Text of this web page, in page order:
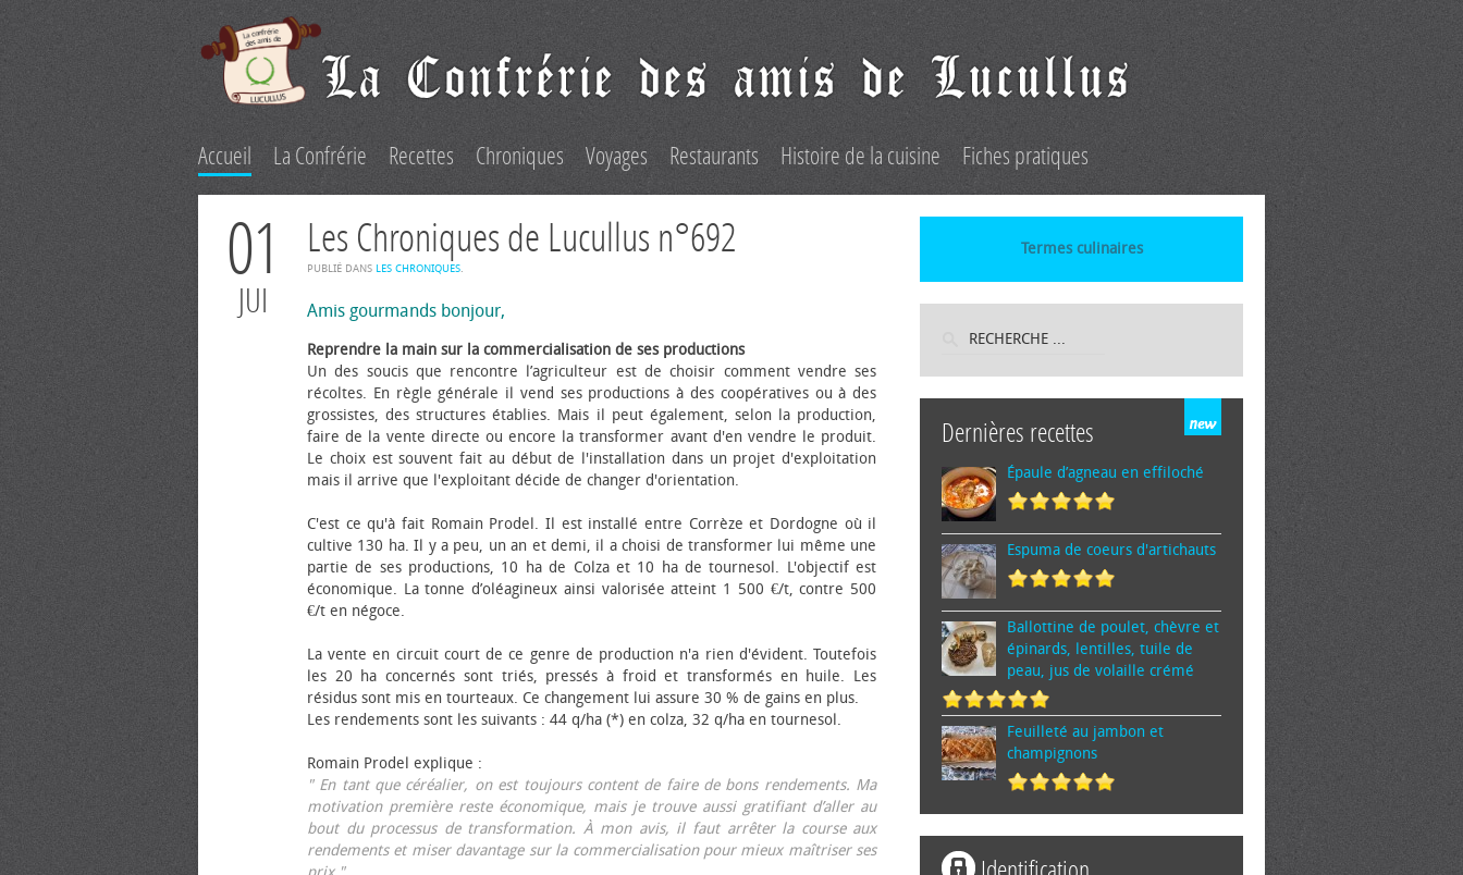
Accueil La Confrérie Recettes Chroniques Voyages Restaurants Histoire de la cuisine Fiches pratiques
01
JUI
Les Chroniques de Lucullus n°692
PUBLIÉ DANS LES CHRONIQUES.
Amis gourmands bonjour,
Reprendre la main sur la commercialisation de ses productions
Un des soucis que rencontre l’agriculteur est de choisir comment vendre ses
récoltes. En règle générale il vend ses productions à des coopératives ou à des
grossistes, des structures établies. Mais il peut également, selon la production,
faire de la vente directe ou encore la transformer avant d'en vendre le produit.
Le choix est souvent fait au début de l'installation dans un projet d'exploitation
mais il arrive que l'exploitant décide de changer d'orientation.
C'est ce qu'à fait Romain Prodel. Il est installé entre Corrèze et Dordogne où il
cultive 130 ha. Il y a peu, un an et demi, il a choisi de transformer lui même une
partie de ses productions, 10 ha de Colza et 10 ha de tournesol. L'objectif est
économique. La tonne d’oléagineux ainsi valorisée atteint 1 500 €/t, contre 500
€/t en négoce.
La vente en circuit court de ce genre de production n'a rien d'évident. Toutefois
les 20 ha concernés sont triés, pressés à froid et transformés en huile. Les
résidus sont mis en tourteaux. Ce changement lui assure 30 % de gains en plus.
Les rendements sont les suivants : 44 q/ha (*) en colza, 32 q/ha en tournesol.
Romain Prodel explique :
" En tant que céréalier, on est toujours content de faire de bons rendements. Ma
motivation première reste économique, mais je trouve aussi gratifiant d’aller au
bout du processus de transformation. À mon avis, il faut arrêter la course aux
rendements et miser davantage sur la commercialisation pour mieux maîtriser ses
Termes culinaires
Dernières recettes
Épaule d’agneau en effiloché
Espuma de cœurs d'artichauts
Ballottine de poulet, chèvre et
épinards, lentilles, tuile de
peau, jus de volaille crémé
Feuilleté au jambon et
champignons